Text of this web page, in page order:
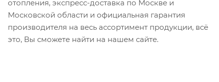
отопления, экспресс-доставка по Москве и
Московской области и официальная гарантия
производителя на весь ассортимент продукции, всё
это, Вы сможете найти на нашем сайте.